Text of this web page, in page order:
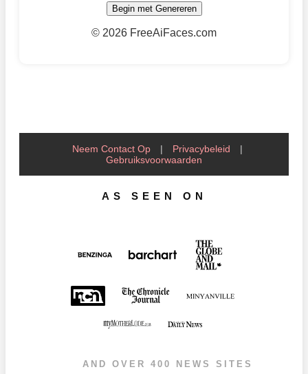
Begin met Genereren
© 2026 FreeAiFaces.com
Neem Contact Op | Privacybeleid
|
Gebruiksvoorwaarden
AS SEEN ON
AND OVER 400 NEWS SITES